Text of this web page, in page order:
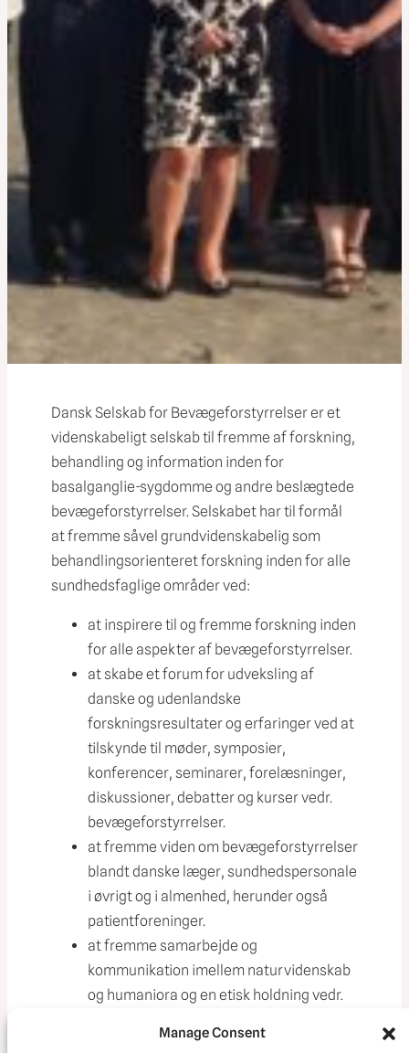
Manage Consent
Dansk Selskab for Bevægeforstyrrelser er et
videnskabeligt selskab til fremme af forskning,
behandling og information inden for
basalganglie-sygdomme og andre beslægtede
bevægeforstyrrelser. Selskabet har til formål
at fremme såvel grundvidenskabelig som
behandlingsorienteret forskning inden for alle
sundhedsfaglige områder ved:
at inspirere til og fremme forskning inden
for alle aspekter af bevægeforstyrrelser.
at skabe et forum for udveksling af
danske og udenlandske
forskningsresultater og erfaringer ved at
tilskynde til møder, symposier,
konferencer, seminarer, forelæsninger,
diskussioner, debatter og kurser vedr.
bevægeforstyrrelser.
at fremme viden om bevægeforstyrrelser
blandt danske læger, sundhedspersonale
i øvrigt og i almenhed, herunder også
patientforeninger.
at fremme samarbejde og
kommunikation imellem naturvidenskab
og humaniora og en etisk holdning vedr.
bevægeforstyrrelser.